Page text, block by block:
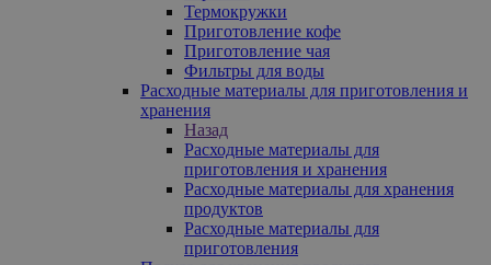
Термокружки
Приготовление кофе
Приготовление чая
Фильтры для воды
Расходные материалы для приготовления и
хранения
Назад
Расходные материалы для
приготовления и хранения
Расходные материалы для хранения
продуктов
Расходные материалы для
приготовления